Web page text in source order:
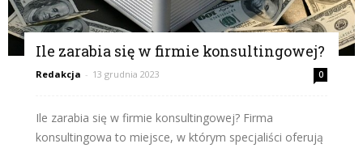
Ile zarabia się w firmie konsultingowej?
Redakcja - 13 grudnia 2023 0
Ile zarabia się w firmie konsultingowej? Firma
konsultingowa to miejsce, w którym specjaliści oferują